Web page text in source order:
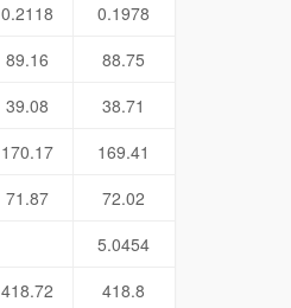
0.2118
0.1978
89.16
88.75
39.08
38.71
170.17
169.41
71.87
72.02
5.0454
418.72
418.8